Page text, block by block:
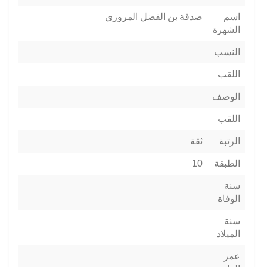
اسم
الشهرة
صدقة بن الفضل المروزي
النسب
اللقب
الوصف
اللقب
الرتبة ثقة
الطبقة 10
سنة
الوفاة
سنة
الميلاد
عمر